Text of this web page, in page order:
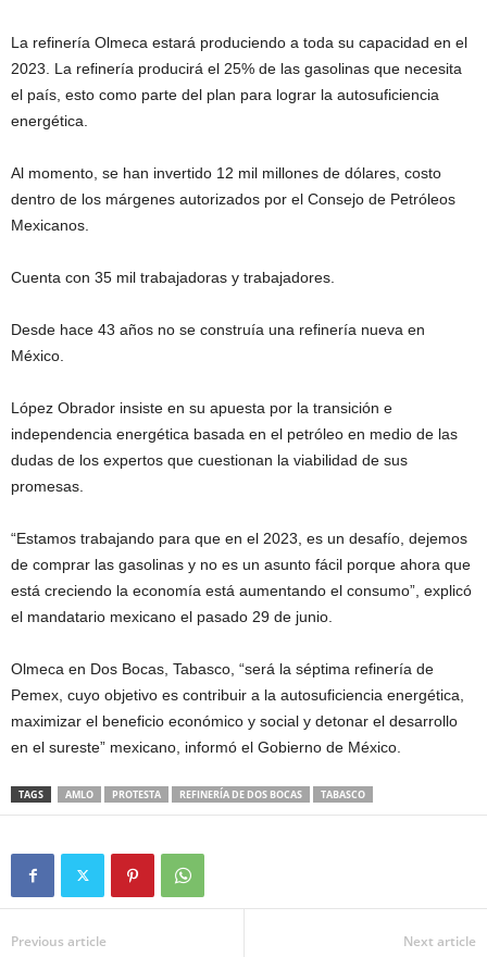
La refinería Olmeca estará produciendo a toda su capacidad en el
2023. La refinería producirá el 25% de las gasolinas que necesita
el país, esto como parte del plan para lograr la autosuficiencia
energética.
Al momento, se han invertido 12 mil millones de dólares, costo
dentro de los márgenes autorizados por el Consejo de Petróleos
Mexicanos.
Cuenta con 35 mil trabajadoras y trabajadores.
Desde hace 43 años no se construía una refinería nueva en
México.
López Obrador insiste en su apuesta por la transición e
independencia energética basada en el petróleo en medio de las
dudas de los expertos que cuestionan la viabilidad de sus
promesas.
“Estamos trabajando para que en el 2023, es un desafío, dejemos
de comprar las gasolinas y no es un asunto fácil porque ahora que
está creciendo la economía está aumentando el consumo”, explicó
el mandatario mexicano el pasado 29 de junio.
Olmeca en Dos Bocas, Tabasco, “será la séptima refinería de
Pemex, cuyo objetivo es contribuir a la autosuficiencia energética,
maximizar el beneficio económico y social y detonar el desarrollo
en el sureste” mexicano, informó el Gobierno de México.
TAGS AMLO PROTESTA REFINERÍA DE DOS BOCAS TABASCO
Previous article Next article